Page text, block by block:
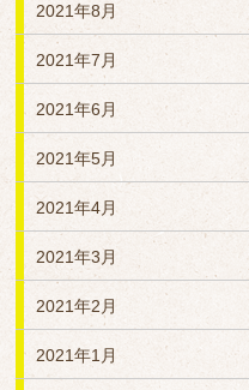
2021年8月
2021年7月
2021年6月
2021年5月
2021年4月
2021年3月
2021年2月
2021年1月